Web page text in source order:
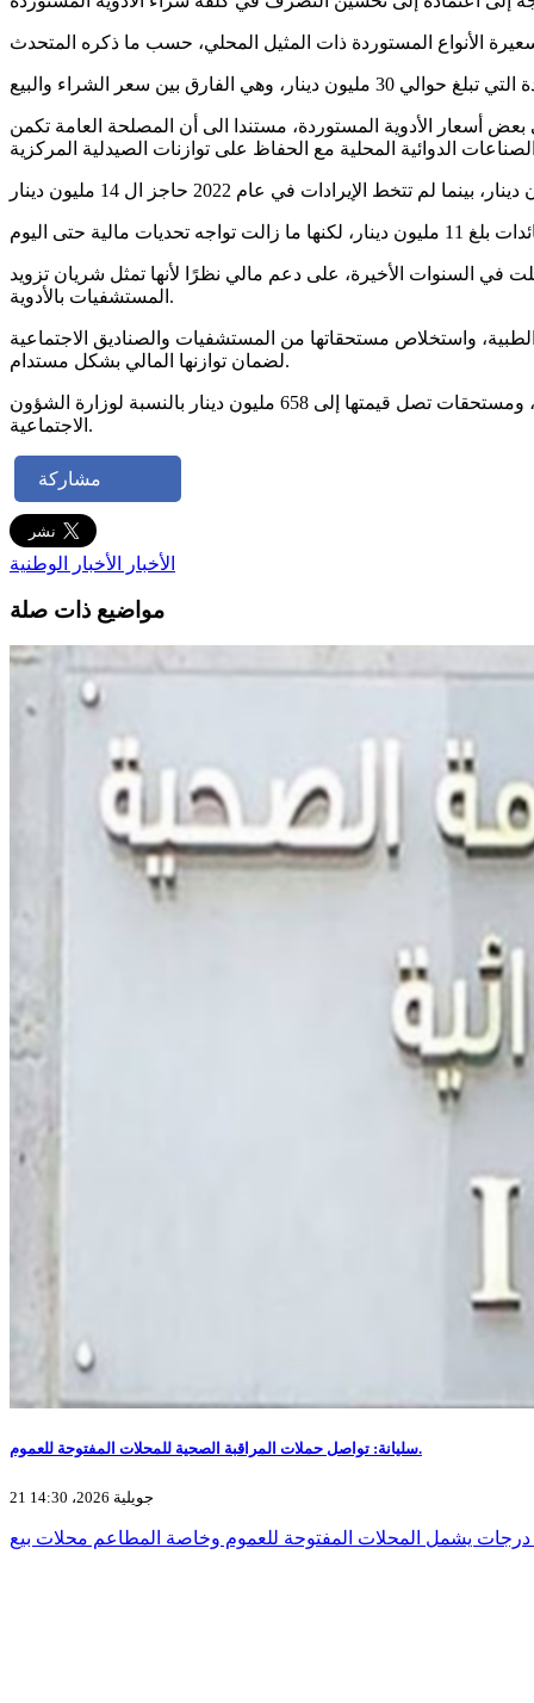
أسعار الأدوية المستوردة، مستندا الى أن المصلحة العامة تكمن
في السنوات الأخيرة، على دعم مالي نظرًا لأنها تمثل شريان تزويد
المستشفيات بالأدوية.
واستخلاص مستحقاتها من المستشفيات والصناديق الاجتماعية
لضمان توازنها المالي بشكل مستدام.
جدير بالذكر أن مستحقات الصيدلية المركزية ناهزت 1260 مليون دينار، وتتوزع هذه المستحقات إلى 504 مليون دينار للمستشفيات، ومستحقات تصل قيمتها إلى 658 مليون دينار بالنسبة لوزارة الشؤون
الاجتماعية.
مشاركة
الأخبار الأخبار الوطنية
مواضيع ذات صلة
سليانة: تواصل حملات المراقبة الصحية للمحلات المفتوحة للعموم.
21 جويلية 2026، 14:30